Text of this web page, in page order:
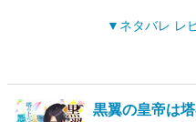
ネタバレ レ
黒翼の皇帝は